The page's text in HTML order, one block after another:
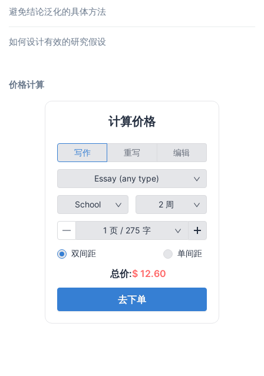
避免结论泛化的具体方法
如何设计有效的研究假设
价格计算